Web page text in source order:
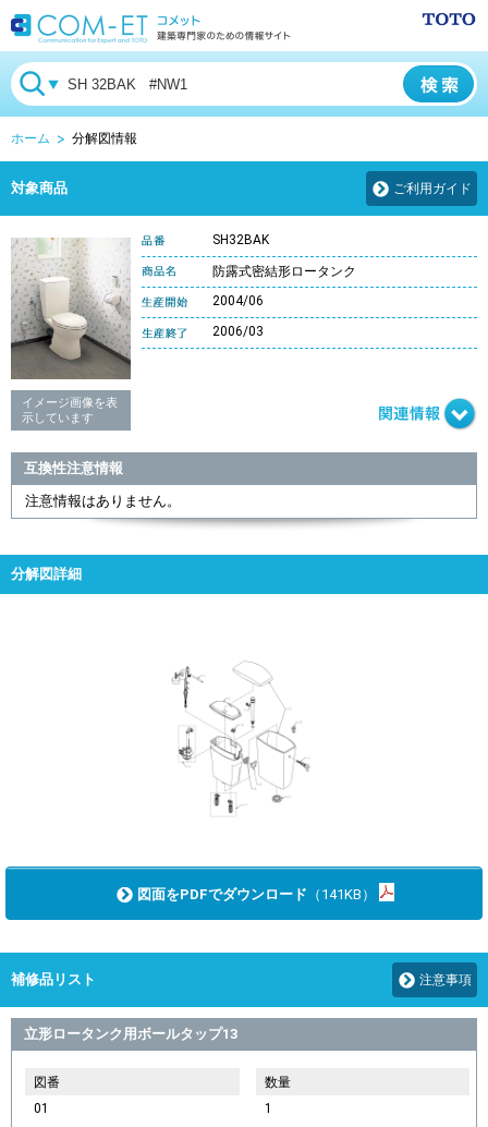
ホーム 分解図情報
対象商品 ご利用ガイド
イメージ画像を表
示しています
SH32BAK
防露式密結形ロータンク
2004/06
2006/03
互換性注意情報
注意情報はありません。
分解図詳細
図面をPDFでダウンロード （141KB）
補修品リスト 注意事項
立形ロータンク用ボールタップ13
図番
01
数量
1